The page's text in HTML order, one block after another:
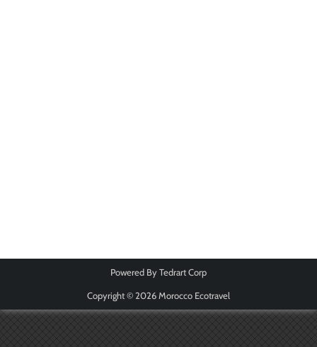
Powered ByTedrart Corp
Copyright © 2026Morocco Ecotravel